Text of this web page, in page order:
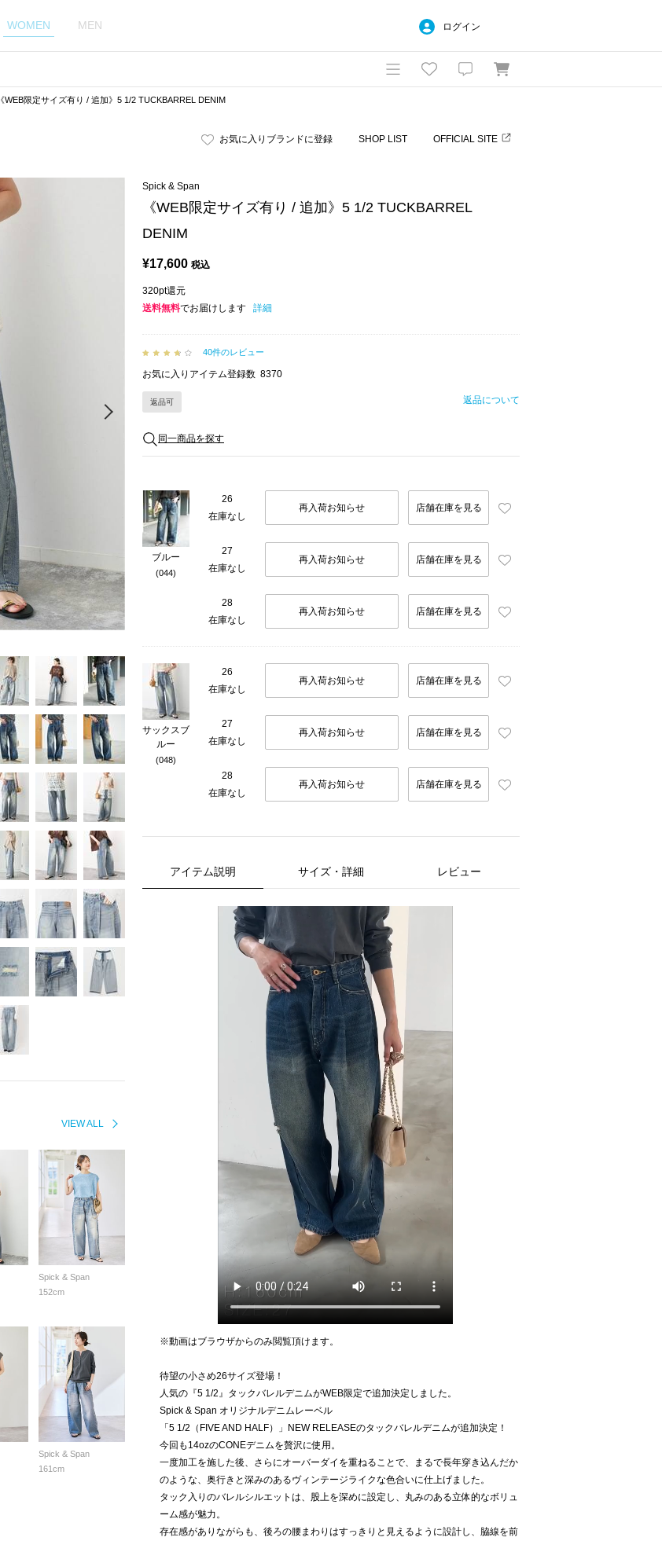
WOMEN MEN ログイン
《WEB限定サイズ有り / 追加》5 1/2 TUCKBARREL DENIM
お気に入りブランドに登録 SHOP LIST OFFICIAL SITE
VIEW ALL
Spick & Span
152cm
Spick & Span
161cm
Spick & Span
《WEB限定サイズ有り / 追加》5 1/2 TUCKBARREL
DENIM
¥17,600 税込
320pt還元
送料無料でお届けします 詳細
40件のレビュー
お気に入りアイテム登録数 8370
返品可 返品について
同一商品を探す
ブルー
(044)
26
在庫なし
再入荷お知らせ 店舗在庫を見る
27
在庫なし
再入荷お知らせ 店舗在庫を見る
28
在庫なし
再入荷お知らせ 店舗在庫を見る
サックスブ
ルー
(048)
26
在庫なし
再入荷お知らせ 店舗在庫を見る
27
在庫なし
再入荷お知らせ 店舗在庫を見る
28
在庫なし
再入荷お知らせ 店舗在庫を見る
アイテム説明 サイズ・詳細 レビュー
※動画はブラウザからのみ閲覧頂けます。
待望の小さめ26サイズ登場！
人気の『5 1/2』タックバレルデニムがWEB限定で追加決定しました。
Spick & Span オリジナルデニムレーベル
「5 1/2（FIVE AND HALF）」NEW RELEASEのタックバレルデニムが追加決定！
今回も14ozのCONEデニムを贅沢に使用。
一度加工を施した後、さらにオーバーダイを重ねることで、まるで長年穿き込んだか
のような、奥行きと深みのあるヴィンテージライクな色合いに仕上げました。
タック入りのバレルシルエットは、股上を深めに設定し、丸みのある立体的なボリュ
ーム感が魅力。
存在感がありながらも、後ろの腰まわりはすっきりと見えるように設計し、脇線を前